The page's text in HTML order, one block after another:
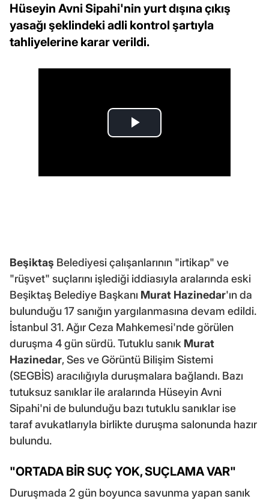
Hüseyin Avni Sipahi'nin yurt dışına çıkış
yasağı şeklindeki adli kontrol şartıyla
tahliyelerine karar verildi.
Beşiktaş Belediyesi çalışanlarının "irtikap" ve
"rüşvet" suçlarını işlediği iddiasıyla aralarında eski
Beşiktaş Belediye Başkanı Murat Hazinedar'ın da
bulunduğu 17 sanığın yargılanmasına devam edildi.
İstanbul 31. Ağır Ceza Mahkemesi'nde görülen
duruşma 4 gün sürdü. Tutuklu sanık Murat
Hazinedar, Ses ve Görüntü Bilişim Sistemi
(SEGBİS) aracılığıyla duruşmalara bağlandı. Bazı
tutuksuz sanıklar ile aralarında Hüseyin Avni
Sipahi'ni de bulunduğu bazı tutuklu sanıklar ise
taraf avukatlarıyla birlikte duruşma salonunda hazır
bulundu.
"ORTADA BİR SUÇ YOK, SUÇLAMA VAR"
Duruşmada 2 gün boyunca savunma yapan sanık